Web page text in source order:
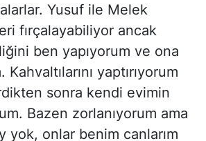
Yusuf ile Melek
fırçalayabiliyor ancak
ben yapıyorum ve ona
yaptırıyorum
sonra kendi evimin
Bazen zorlanıyorum ama
yok, onlar benim canlarım